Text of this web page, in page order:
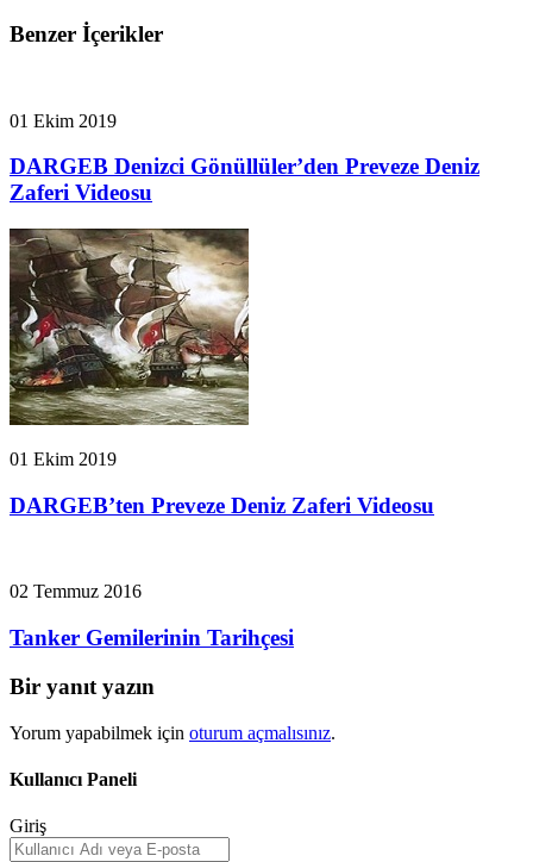
Benzer İçerikler
01 Ekim 2019
DARGEB Denizci Gönüllüler’den Preveze Deniz
Zaferi Videosu
01 Ekim 2019
DARGEB’ten Preveze Deniz Zaferi Videosu
02 Temmuz 2016
Tanker Gemilerinin Tarihçesi
Bir yanıt yazın
Yorum yapabilmek için oturum açmalısınız.
Kullanıcı Paneli
Giriş